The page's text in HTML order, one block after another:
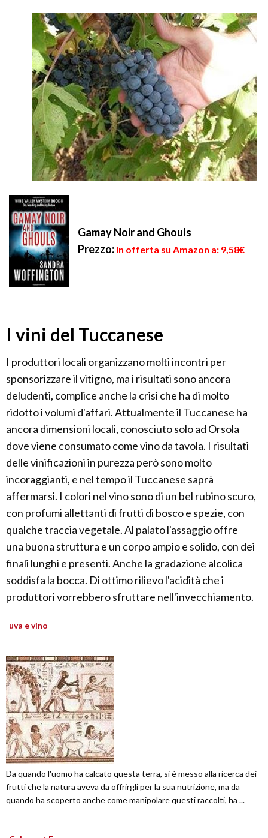
Gamay Noir and Ghouls
Prezzo: in offerta su Amazon a: 9,58€
I vini del Tuccanese
I produttori locali organizzano molti incontri per
sponsorizzare il vitigno, ma i risultati sono ancora
deludenti, complice anche la crisi che ha di molto
ridotto i volumi d'affari. Attualmente il Tuccanese ha
ancora dimensioni locali, conosciuto solo ad Orsola
dove viene consumato come vino da tavola. I risultati
delle vinificazioni in purezza però sono molto
incoraggianti, e nel tempo il Tuccanese saprà
affermarsi. I colori nel vino sono di un bel rubino scuro,
con profumi allettanti di frutti di bosco e spezie, con
qualche traccia vegetale. Al palato l'assaggio offre
una buona struttura e un corpo ampio e solido, con dei
finali lunghi e presenti. Anche la gradazione alcolica
soddisfa la bocca. Di ottimo rilievo l'acidità che i
produttori vorrebbero sfruttare nell'invecchiamento.
uva e vino
Da quando l'uomo ha calcato questa terra, si è messo alla ricerca dei
frutti che la natura aveva da offrirgli per la sua nutrizione, ma da
quando ha scoperto anche come manipolare questi raccolti, ha ...